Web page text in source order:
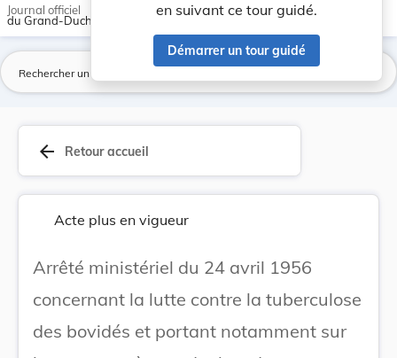
en suivant ce tour guidé.
Démarrer un tour guidé
Journal officiel
du Grand-Duché de Luxembourg
arrow_back Retour accueil
Acte plus en vigueur
Arrêté ministériel du 24 avril 1956
concernant la lutte contre la tuberculose
des bovidés et portant notamment sur